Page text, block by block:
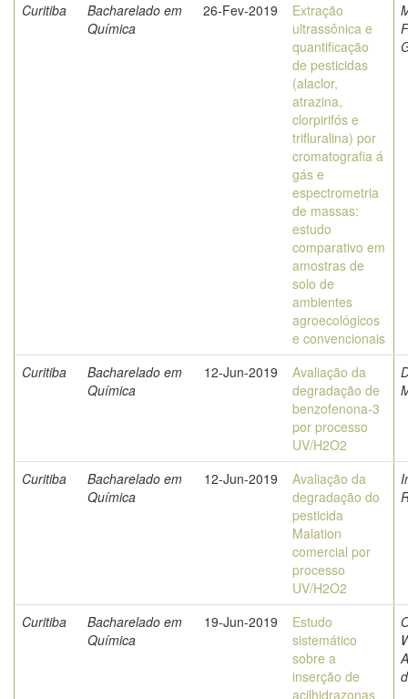
Curitiba
Bacharelado em
Química
26-Fev-2019
Extração
ultrassônica e
quantificação
de pesticidas
(alaclor,
atrazina,
clorpirifós e
trifluralina) por
cromatografia á
gás e
espectrometria
de massas:
estudo
comparativo em
amostras de
solo de
ambientes
agroecológicos
e convencionais
Curitiba
Bacharelado em
Química
12-Jun-2019
Avaliação da
degradação de
benzofenona-3
por processo
UV/H2O2
Curitiba
Bacharelado em
Química
12-Jun-2019
Avaliação da
degradação do
pesticida
Malation
comercial por
processo
UV/H2O2
Curitiba
Bacharelado em
Química
19-Jun-2019
Estudo
sistemático
sobre a
inserção de
acilhidrazonas